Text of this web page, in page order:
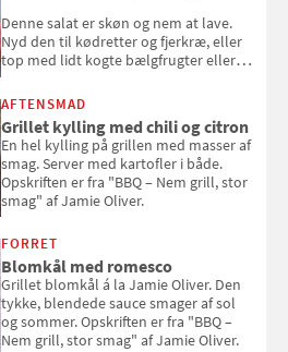
Denne salat er skøn og nem at lave.
Nyd den til kødretter og fjerkræ, eller
top med lidt kogte bælgfrugter eller
selvstændigt måltid. Opskriften er fra
Louisa Lorangs kogebog "Salat".
AFTENSMAD
Grillet kylling med chili og citron
En hel kylling på grillen med masser af
smag. Server med kartofler i både.
Opskriften er fra "BBQ – Nem grill, stor
smag" af Jamie Oliver.
FORRET
Blomkål med romesco
Grillet blomkål á la Jamie Oliver. Den
tykke, blendede sauce smager af sol
og sommer. Opskriften er fra "BBQ –
Nem grill, stor smag" af Jamie Oliver.